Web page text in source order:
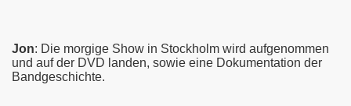
Jon: Die morgige Show in Stockholm wird aufgenommen
und auf der DVD landen, sowie eine Dokumentation der
Bandgeschichte.